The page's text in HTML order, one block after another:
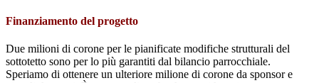
Finanziamento del progetto
Due milioni di corone per le pianificate modifiche strutturali del
sottotetto sono per lo più garantiti dal bilancio parrocchiale.
Speriamo di ottenere un ulteriore milione di corone da sponsor e